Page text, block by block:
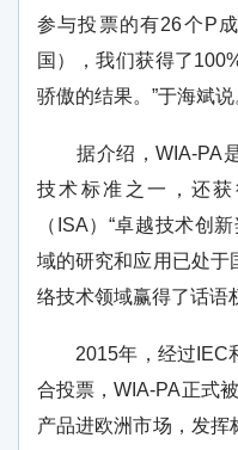
参与投票的有26个P
国），我们获得了
骄傲的结果。”于海斌说
据介绍，WIA-PA是
技术标准之一，还
（ISA）“卓越技术创
域的研究和应用已处于
络技术领域赢得了话语
2015年，经过IEC和
合投票，WIA-PA正式
产品进欧洲市场，发挥